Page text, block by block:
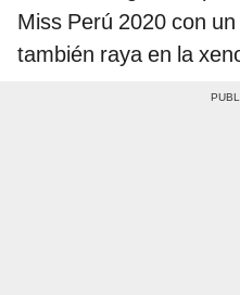
Miss Perú 2020 con
también raya en la